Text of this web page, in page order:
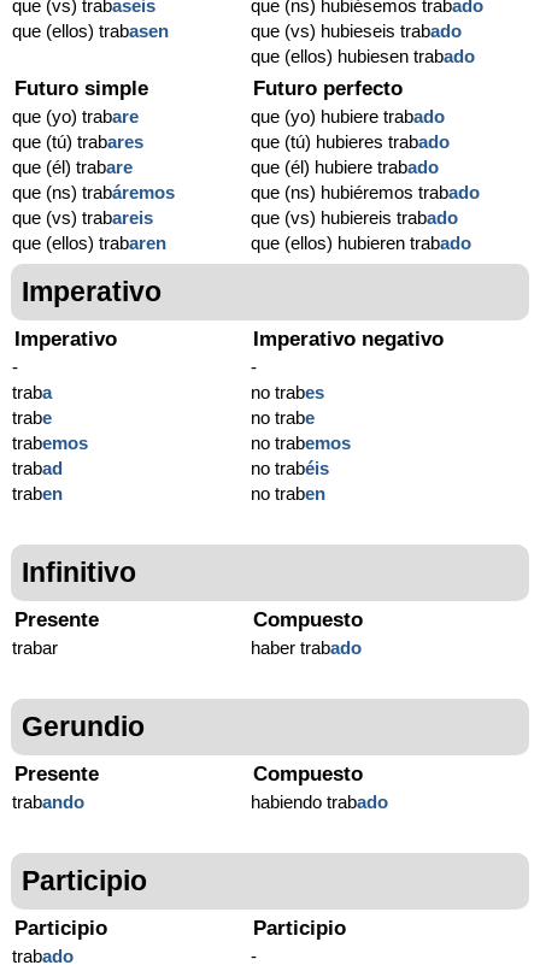
que (vs) trabaseis
que (ellos) trabasen
que (ns) hubiésemos trabado
que (vs) hubieseis trabado
que (ellos) hubiesen trabado
Futuro simple
que (yo) trabare
que (tú) trabares
que (él) trabare
que (ns) trabáremos
que (vs) trabareis
que (ellos) trabaren
Futuro perfecto
que (yo) hubiere trabado
que (tú) hubieres trabado
que (él) hubiere trabado
que (ns) hubiéremos trabado
que (vs) hubiereis trabado
que (ellos) hubieren trabado
Imperativo
Imperativo
-
traba
trabe
trabemos
trabad
traben
Imperativo negativo
-
no trabes
no trabe
no trabemos
no trabéis
no traben
Infinitivo
Presente
trabar
Compuesto
haber trabado
Gerundio
Presente
trabando
Compuesto
habiendo trabado
Participio
Participio
trabado
Participio
-